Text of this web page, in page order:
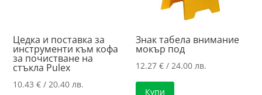
Цедка и поставка за
инструменти към кофа
за почистване на
стъкла Pulex
10.43€ / 20.40 лв.
Знак табела внимание
мокър под
12.27€ / 24.00 лв.
Купи